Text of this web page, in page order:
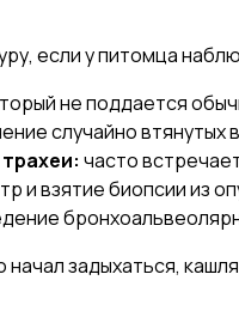
если у питомца
не поддается
случайно втянутых
часто
и взятие биопсии из
задыхаться,